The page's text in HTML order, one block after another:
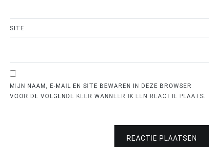
SITE
MIJN NAAM, E-MAIL EN SITE BEWAREN IN DEZE BROWSER
VOOR DE VOLGENDE KEER WANNEER IK EEN REACTIE PLAATS.
REACTIE PLAATSEN